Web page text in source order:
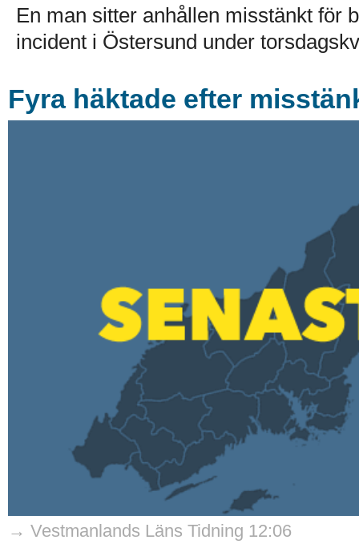
En man sitter anhållen misstänkt för
incident i Östersund under
Fyra häktade efter
→ Vestmanlands Läns Tidning 12:06